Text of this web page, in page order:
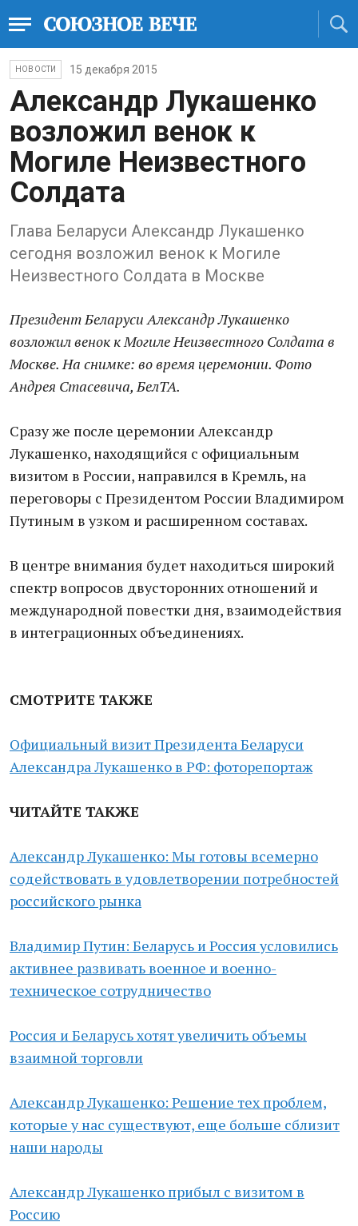
НОВОСТИ 15 декабря 2015
Александр Лукашенко
возложил венок к
Могиле Неизвестного
Солдата
Глава Беларуси Александр Лукашенко
сегодня возложил венок к Могиле
Неизвестного Солдата в Москве
Президент Беларуси Александр Лукашенко
возложил венок к Могиле Неизвестного Солдата в
Москве. На снимке: во время церемонии. Фото
Андрея Стасевича, БелТА.
Сразу же после церемонии Александр
Лукашенко, находящийся с официальным
визитом в России, направился в Кремль, на
переговоры с Президентом России Владимиром
Путиным в узком и расширенном составах.
В центре внимания будет находиться широкий
спектр вопросов двусторонних отношений и
международной повестки дня, взаимодействия
в интеграционных объединениях.
СМОТРИТЕ ТАКЖЕ
Официальный визит Президента Беларуси
Александра Лукашенко в РФ: фоторепортаж
ЧИТАЙТЕ ТАКЖЕ
Александр Лукашенко: Мы готовы всемерно
содействовать в удовлетворении потребностей
российского рынка
Владимир Путин: Беларусь и Россия условились
активнее развивать военное и военно-
техническое сотрудничество
Россия и Беларусь хотят увеличить объемы
взаимной торговли
Александр Лукашенко: Решение тех проблем,
которые у нас существуют, еще больше сблизит
наши народы
Александр Лукашенко прибыл с визитом в
Россию